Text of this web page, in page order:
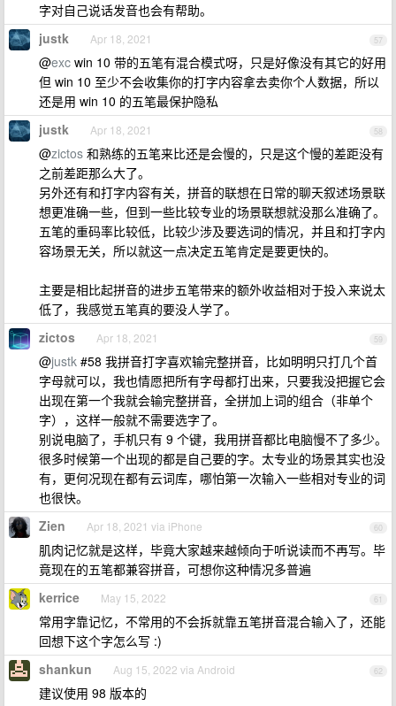
字对自己说话发音也会有帮助。
57
justk Apr 18, 2021
@exc win 10 带的五笔有混合模式呀，只是好像没有其它的好用
但 win 10 至少不会收集你的打字内容拿去卖你个人数据，所以
还是用 win 10 的五笔最保护隐私
58
justk Apr 18, 2021
@zictos 和熟练的五笔来比还是会慢的，只是这个慢的差距没有
之前差距那么大了。
另外还有和打字内容有关，拼音的联想在日常的聊天叙述场景联
想更准确一些，但到一些比较专业的场景联想就没那么准确了。
五笔的重码率比较低，比较少涉及要选词的情况，并且和打字内
容场景无关，所以就这一点决定五笔肯定是要更快的。
主要是相比起拼音的进步五笔带来的额外收益相对于投入来说太
低了，我感觉五笔真的要没人学了。
59
zictos Apr 18, 2021
@justk #58 我拼音打字喜欢输完整拼音，比如明明只打几个首
字母就可以，我也情愿把所有字母都打出来，只要我没把握它会
出现在第一个我就会输完整拼音，全拼加上词的组合（非单个
字），这样一般就不需要选字了。
别说电脑了，手机只有 9 个键，我用拼音都比电脑慢不了多少。
很多时候第一个出现的都是自己要的字。太专业的场景其实也没
有，更何况现在都有云词库，哪怕第一次输入一些相对专业的词
也很快。
60
Zien Apr 18, 2021 via iPhone
肌肉记忆就是这样，毕竟大家越来越倾向于听说读而不再写。毕
竟现在的五笔都兼容拼音，可想你这种情况多普遍
61
kerrice May 15, 2022
常用字靠记忆，不常用的不会拆就靠五笔拼音混合输入了，还能
回想下这个字怎么写 :)
62
shankun Aug 15, 2022 via Android
建议使用 98 版本的